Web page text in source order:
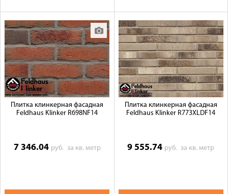
Плитка клинкерная фасадная
Feldhaus Klinker R698NF14
7 346.04 руб. за кв. метр
Плитка клинкерная фасадная
Feldhaus Klinker R773XLDF14
9 555.74 руб.за кв. метр